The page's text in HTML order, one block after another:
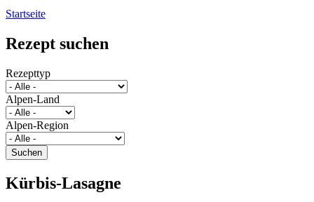
Startseite
Rezept suchen
Rezepttyp
Alpen-Land
Alpen-Region
Kürbis-Lasagne